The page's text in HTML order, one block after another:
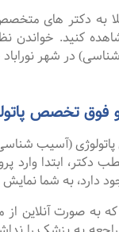
به دکتر های
کنید. خواندن
در شهر نوراباد
تخصص
(آسیب شناسی)
دکتر، ابتدا
دارد، به شما نمایش
گفت ۹۹ درصد افرادی